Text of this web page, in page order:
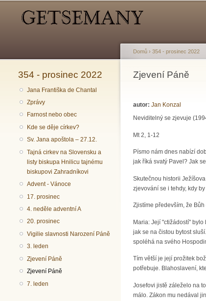
354 - prosinec 2022
Jana Františka de Chantal
Zprávy
Farnost nebo obec
Kde se děje církev?
Sv. Jana apoštola – 27.12.
Tajná cirkev na Slovensku a
listy biskupa Hnilicu tajnému
biskupovi Zahradníkovi
Advent - Vánoce
17. prosinec
4. neděle adventní A
20. prosinec
Vigilie slavnosti Narození Páně
3. leden
Zjevení Páně
Zjevení Páně
7. leden
Jste zde
Domů › 354 - prosinec 2022
Zjevení Páně
autor: Jan Konzal
Neviditelný se zjevuje
Mt 2, 1-12
Písmo nám dnes nabízí
jak říká svatý Pavel? Jak
Skutečnou historii
zjevování se i tehdy, kdy
Zjistíme především, že
Maria: Její "ctižádostí"
jak se na čistou bytost
spoléhá na svého
Tím větší je její prožitek
potřebuje. Blahoslavení,
Josefovi jistě záleželo na
málo. Zákon mu nedával